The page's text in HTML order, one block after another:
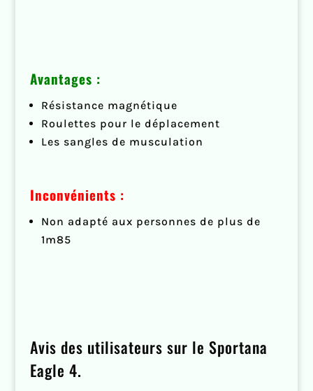
Avantages :
Résistance magnétique
Roulettes pour le déplacement
Les sangles de musculation
Inconvénients :
Non adapté aux personnes de plus de
1m85
Avis des utilisateurs sur le Sportana
Eagle 4.